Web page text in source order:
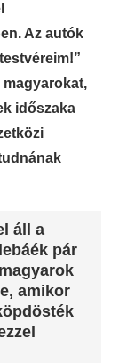
Az autók
időszaka
áll a
pár
amikor